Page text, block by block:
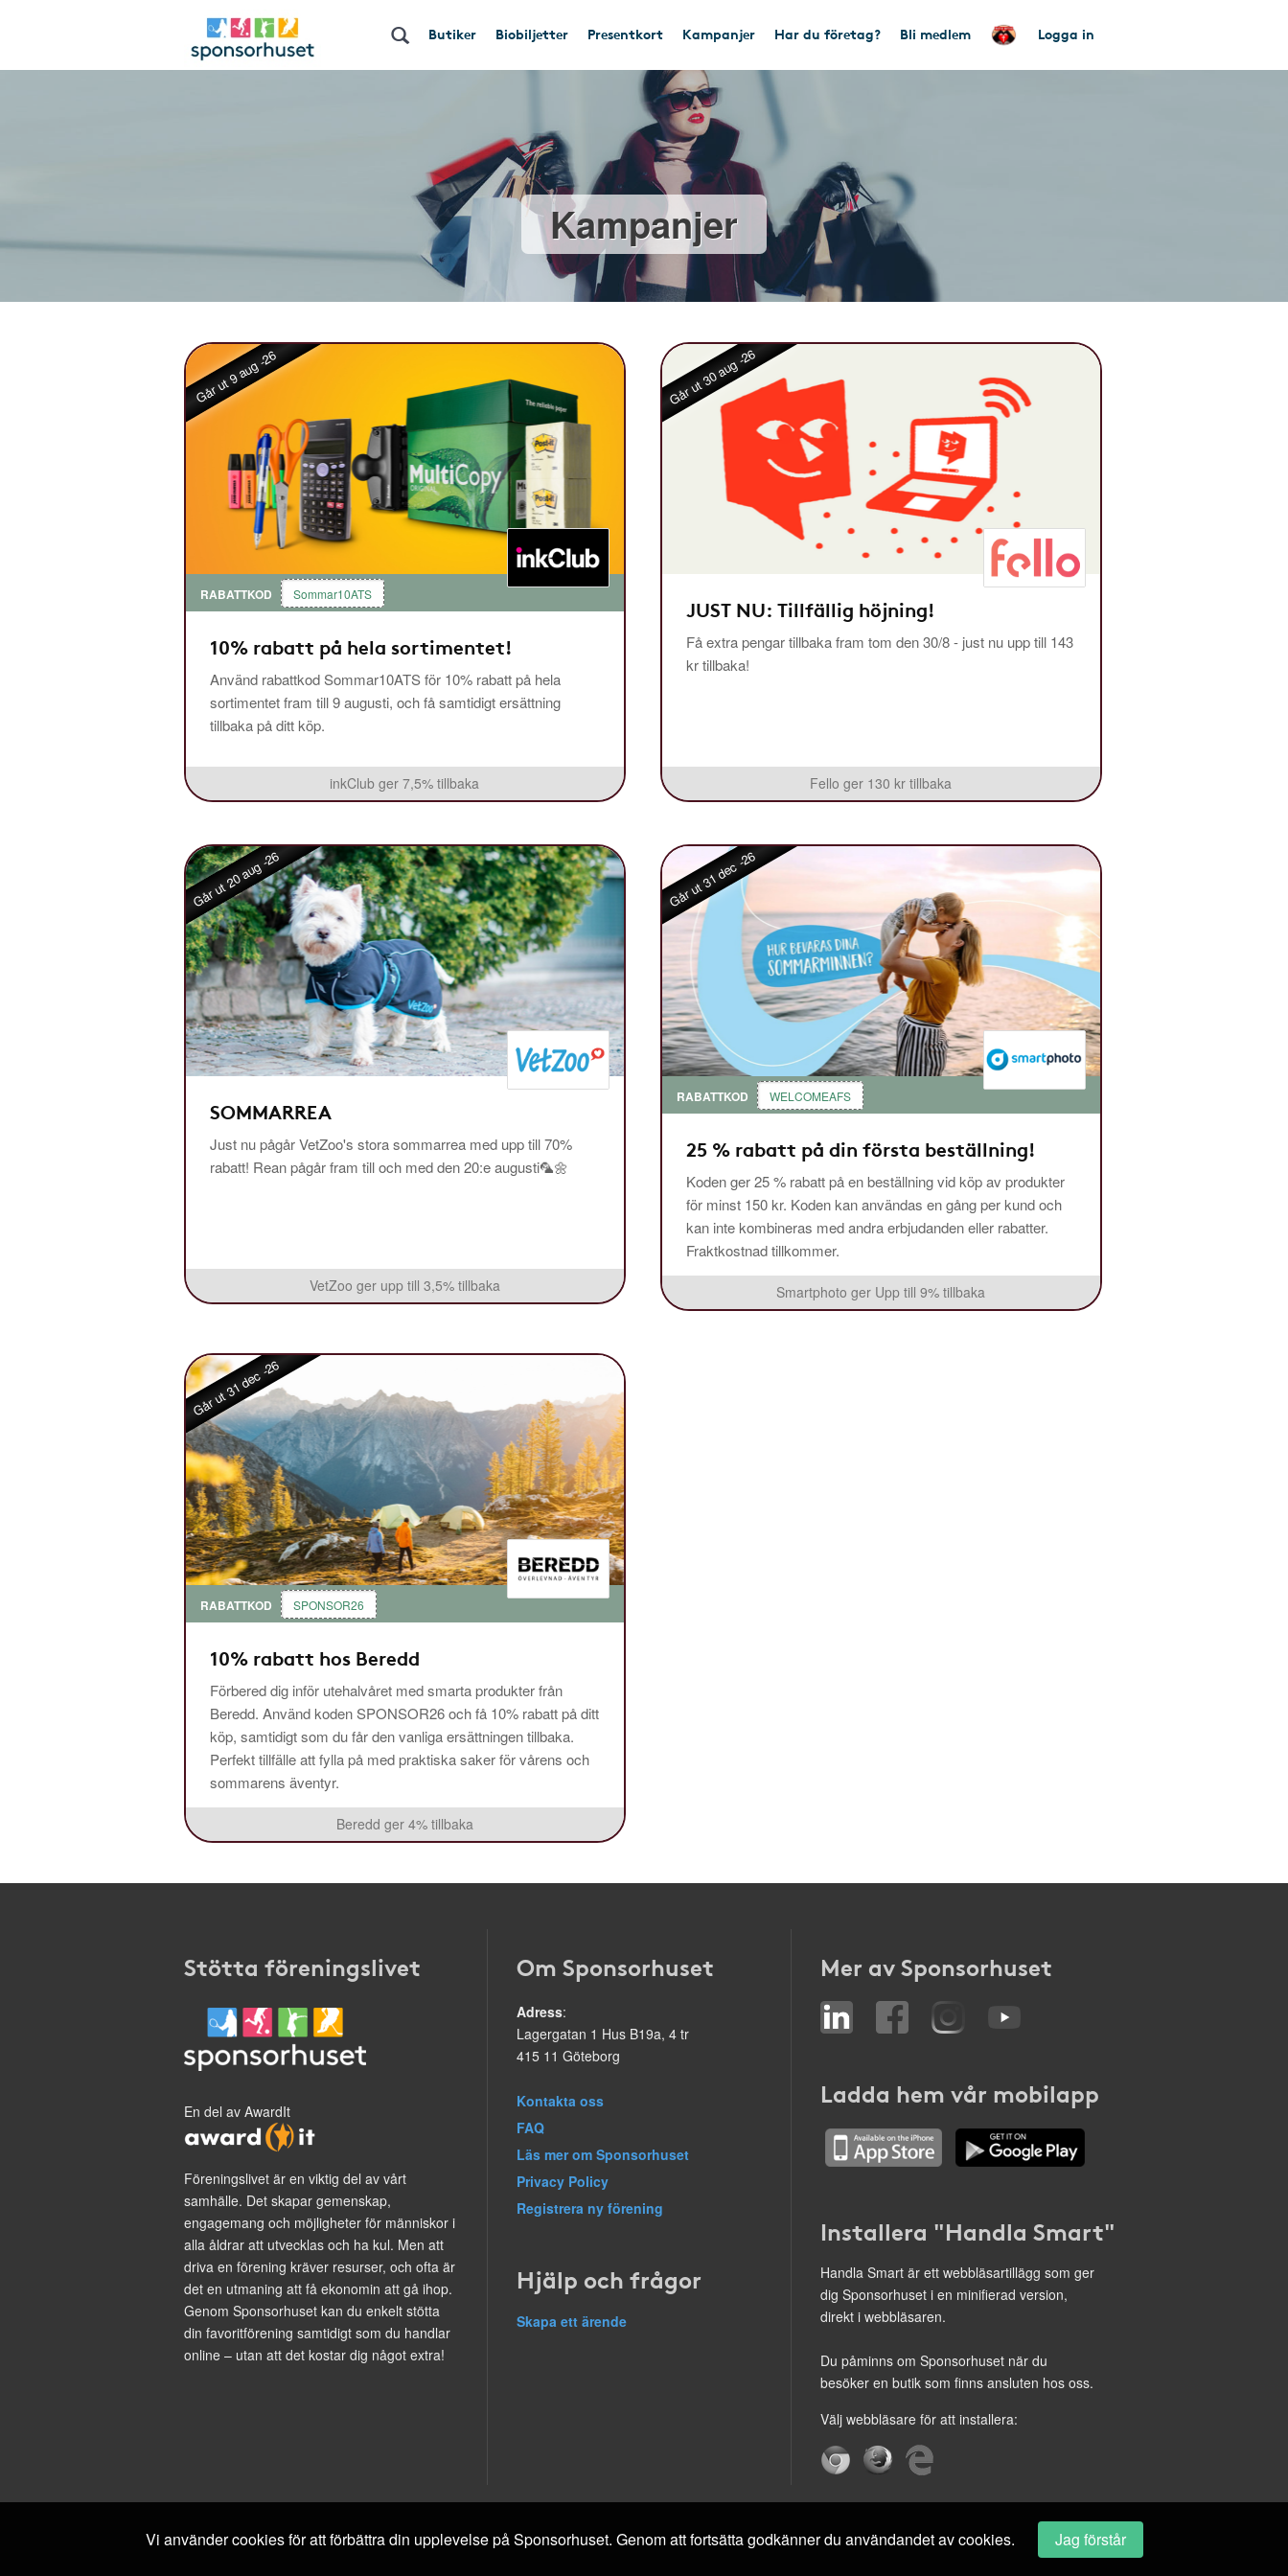
Butiker Biobiljetter Presentkort Kampanjer Har du företag? Bli medlem Logga in
Kampanjer
Går ut 9 aug -26
RABATTKOD Sommar10ATS
10% rabatt på hela sortimentet!
Använd rabattkod Sommar10ATS för 10% rabatt på hela
sortimentet fram till 9 augusti, och få samtidigt ersättning
tillbaka på ditt köp.
inkClub ger 7,5% tillbaka
Går ut 30 aug -26
JUST NU: Tillfällig höjning!
Få extra pengar tillbaka fram tom den 30/8 - just nu upp till 143
kr tillbaka!
Fello ger 130 kr tillbaka
Går ut 20 aug -26
SOMMARREA
Just nu pågår VetZoo's stora sommarrea med upp till 70%
rabatt! Rean pågår fram till och med den 20:e augusti🦜🌼
VetZoo ger upp till 3,5% tillbaka
Går ut 31 dec -26
RABATTKOD WELCOMEAFS
25 % rabatt på din första beställning!
Koden ger 25 % rabatt på en beställning vid köp av produkter
för minst 150 kr. Koden kan användas en gång per kund och
kan inte kombineras med andra erbjudanden eller rabatter.
Fraktkostnad tillkommer.
Smartphoto ger Upp till 9% tillbaka
Går ut 31 dec -26
RABATTKOD SPONSOR26
10% rabatt hos Beredd
Förbered dig inför utehalvåret med smarta produkter från
Beredd. Använd koden SPONSOR26 och få 10% rabatt på ditt
köp, samtidigt som du får den vanliga ersättningen tillbaka.
Perfekt tillfälle att fylla på med praktiska saker för vårens och
sommarens äventyr.
Beredd ger 4% tillbaka
Stötta föreningslivet
En del av AwardIt
Föreningslivet är en viktig del av vårt
samhälle. Det skapar gemenskap,
engagemang och möjligheter för människor i
alla åldrar att utvecklas och ha kul. Men att
driva en förening kräver resurser, och ofta är
det en utmaning att få ekonomin att gå ihop.
Genom Sponsorhuset kan du enkelt stötta
din favoritförening samtidigt som du handlar
online – utan att det kostar dig något extra!
Om Sponsorhuset
Adress:
Lagergatan 1 Hus B19a, 4 tr
415 11 Göteborg
Kontakta oss
FAQ
Läs mer om Sponsorhuset
Privacy Policy
Registrera ny förening
Hjälp och frågor
Skapa ett ärende
Mer av Sponsorhuset
Ladda hem vår mobilapp
Installera "Handla Smart"
Handla Smart är ett webbläsartillägg som ger
dig Sponsorhuset i en minifierad version,
direkt i webbläsaren.
Du påminns om Sponsorhuset när du
besöker en butik som finns ansluten hos oss.
Välj webbläsare för att installera:
Vi använder cookies för att förbättra din upplevelse på Sponsorhuset. Genom att fortsätta godkänner du användandet av cookies. Jag förstår